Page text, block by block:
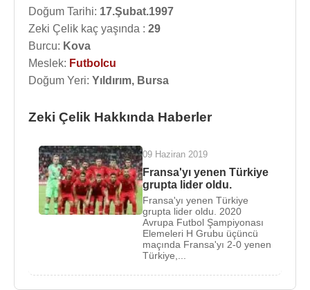
Doğum Tarihi: 17.Şubat.1997
Zeki Çelik kaç yaşında : 29
Burcu: Kova
Meslek: Futbolcu
Doğum Yeri: Yıldırım, Bursa
Zeki Çelik Hakkında Haberler
09 Haziran 2019
Fransa'yı yenen Türkiye
grupta lider oldu.
Fransa'yı yenen Türkiye
grupta lider oldu. 2020
Avrupa Futbol Şampiyonası
Elemeleri H Grubu üçüncü
maçında Fransa'yı 2-0 yenen
Türkiye,...